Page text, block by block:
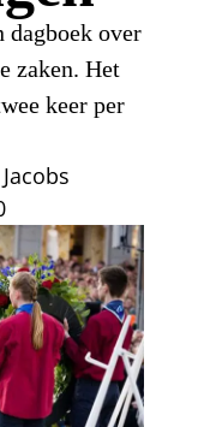
dagboek over
zaken. Het
keer per